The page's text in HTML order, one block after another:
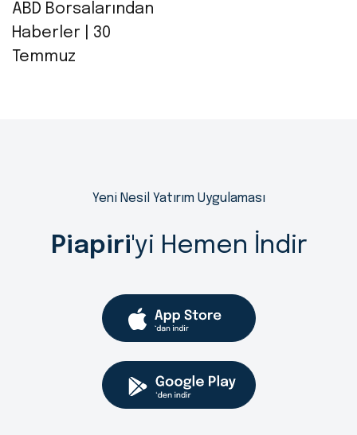
ABD Borsalarından
Haberler | 30
Temmuz
Yeni Nesil Yatırım Uygulaması
Piapiri'yi Hemen İndir